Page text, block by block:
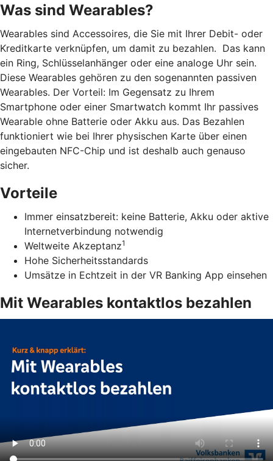
Was sind Wearables?
Wearables sind Accessoires, die Sie mit Ihrer Debit- oder
Kreditkarte verknüpfen, um damit zu bezahlen. Das kann
ein Ring, Schlüsselanhänger oder eine analoge Uhr sein.
Diese Wearables gehören zu den sogenannten passiven
Wearables. Der Vorteil: Im Gegensatz zu Ihrem
Smartphone oder einer Smartwatch kommt Ihr passives
Wearable ohne Batterie oder Akku aus. Das Bezahlen
funktioniert wie bei Ihrer physischen Karte über einen
eingebauten NFC-Chip und ist deshalb auch genauso
sicher.
Vorteile
Immer einsatzbereit: keine Batterie, Akku oder aktive
Internetverbindung notwendig
Weltweite Akzeptanz1
Hohe Sicherheitsstandards
Umsätze in Echtzeit in der VR Banking App einsehen
Mit Wearables kontaktlos bezahlen